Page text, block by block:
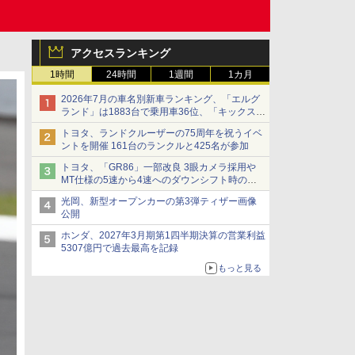
アクセスランキング
1時間 24時間 1週間 1カ月
2026年7月の車名別新車ランキング、「エルグ
ランド」は1883台で乗用車36位、「キックス」
は2591台で27位に
トヨタ、ランドクルーザーの75周年を祝うイベ
ントを開催 161台のランクルと425名が参加
トヨタ、「GR86」一部改良 3眼カメラ採用や
MT仕様の5速から4速へのダウンシフト時の操
作性向上など
光岡、新型オープンカーの第3弾ティザー画像
公開
ホンダ、2027年3月期第1四半期決算の営業利益
5307億円で過去最高を記録
もっと見る